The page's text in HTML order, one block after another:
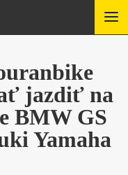
jazdiť na
BMW GS
Yamaha